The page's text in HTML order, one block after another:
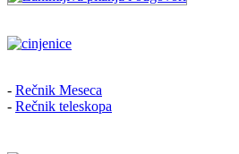
- Rečnik Meseca
- Rečnik teleskopa